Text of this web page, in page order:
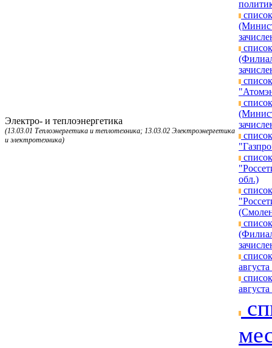
Электро- и теплоэнергетика
(13.03.01 Теплоэнергетика и теплотехника; 13.03.02 Электроэнергетика
и электротехника)
обл.)